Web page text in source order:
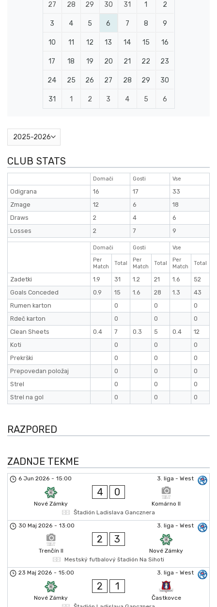
27 28 29 30 31 1 2
3 4 5 6 7 8 9
10 11 12 13 14 15 16
17 18 19 20 21 22 23
24 25 26 27 28 29 30
31 1 2 3 4 5 6
CLUB STATS
Domači Gosti Vse
Odigrana 16 17
33
Zmage
12 6
18
Draws
2 4
6
Losses
2 7 9
Domači Gosti
Vse
Per
Match
Total
Per
Match
Total
Per
Match
Total
Zadetki 1.9 31 1.2 21 1.6
52
Goals Conceded
0.9 15 1.6 28 1.3
43
Rumen karton
0 0
0
Rdeč karton
0 0
0
Clean Sheets
0.4 7 0.3 5 0.4
12
Koti
0 0
0
Prekrški
0 0
0
Prepovedan položaj
0 0
0
Strel
0 0
0
Strel na gol
0 0 0
RAZPORED
ZADNJE TEKME
3. liga - West
6 Jun 2026 - 15:00
Nové Zámky
4 0
Komárno II
Štadión Ladislava Gancznera
3. liga - West
30 Maj 2026 - 13:00
Trenčín II
2 3
Nové Zámky
Mestský futbalový štadión Na Sihoti
3. liga - West
23 Maj 2026 - 15:00
Nové Zámky
2 1
Častkovce